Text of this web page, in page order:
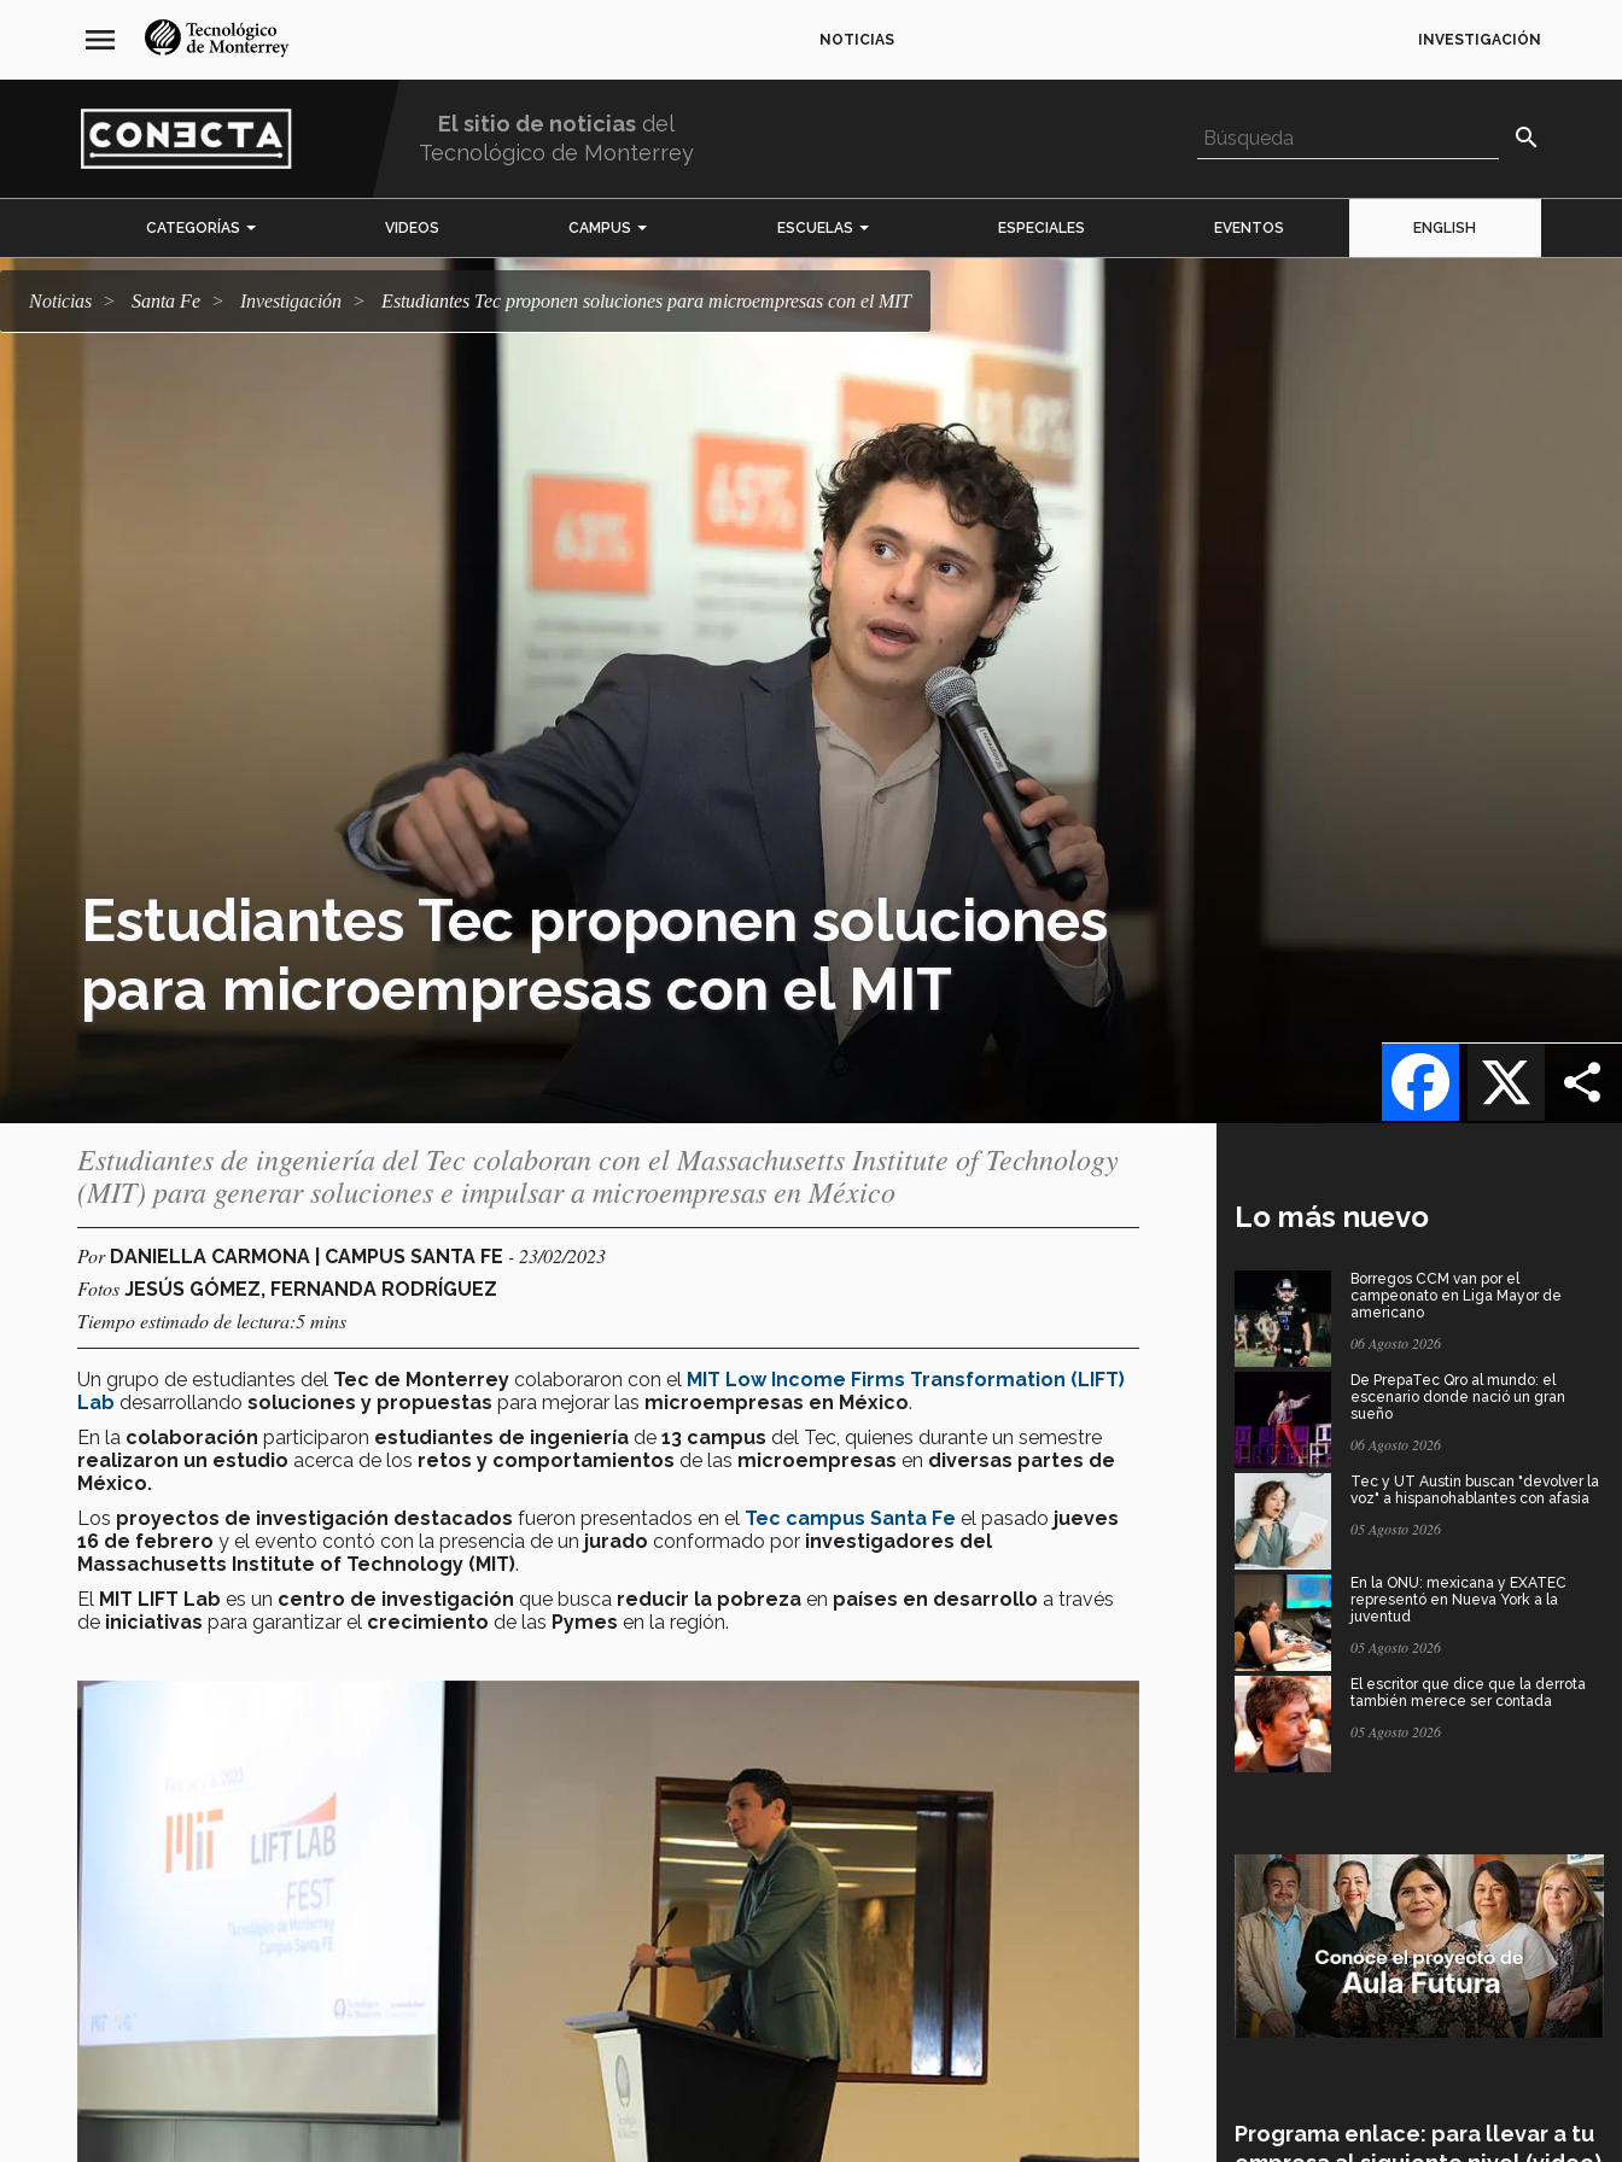
navegación
principal
menu NOTICIAS INVESTIGACIÓN
El sitio de noticias del
Tecnológico de Monterrey
search
CATEGORÍAS VIDEOS CAMPUS ESCUELAS ESPECIALES EVENTOS ENGLISH
Noticias Santa Fe Investigación Estudiantes Tec proponen soluciones para microempresas con el MIT
Estudiantes Tec proponen soluciones
para microempresas con el MIT
X
Facebook
Estudiantes de ingeniería del Tec colaboran con el Massachusetts Institute of Technology
(MIT) para generar soluciones e impulsar a microempresas en México
Por DANIELLA CARMONA | CAMPUS SANTA FE - 23/02/2023
Fotos JESÚS GÓMEZ, FERNANDA RODRÍGUEZ
Tiempo estimado de lectura:5 mins
Un grupo de estudiantes del Tec de Monterrey colaboraron con el MIT Low Income Firms Transformation (LIFT)
Lab desarrollando soluciones y propuestas para mejorar las microempresas en México.
En la colaboración participaron estudiantes de ingeniería de 13 campus del Tec, quienes durante un semestre
realizaron un estudio acerca de los retos y comportamientos de las microempresas en diversas partes de
México.
Los proyectos de investigación destacados fueron presentados en el Tec campus Santa Fe el pasado jueves
16 de febrero y el evento contó con la presencia de un jurado conformado por investigadores del
Massachusetts Institute of Technology (MIT).
El MIT LIFT Lab es un centro de investigación que busca reducir la pobreza en países en desarrollo a través
de iniciativas para garantizar el crecimiento de las Pymes en la región.
Lo más nuevo
Borregos CCM van por el
campeonato en Liga Mayor de
americano
06 Agosto 2026
De PrepaTec Qro al mundo: el
escenario donde nació un gran
sueño
06 Agosto 2026
Tec y UT Austin buscan "devolver la
voz" a hispanohablantes con afasia
05 Agosto 2026
En la ONU: mexicana y EXATEC
representó en Nueva York a la
juventud
05 Agosto 2026
El escritor que dice que la derrota
también merece ser contada
05 Agosto 2026
Programa enlace: para llevar a tu